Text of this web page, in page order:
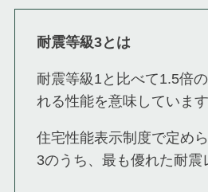
耐震等級3とは
耐震等級1と比べて1.5倍
れる性能を意味しています
住宅性能表示制度で定め
3のうち、最も優れた耐震